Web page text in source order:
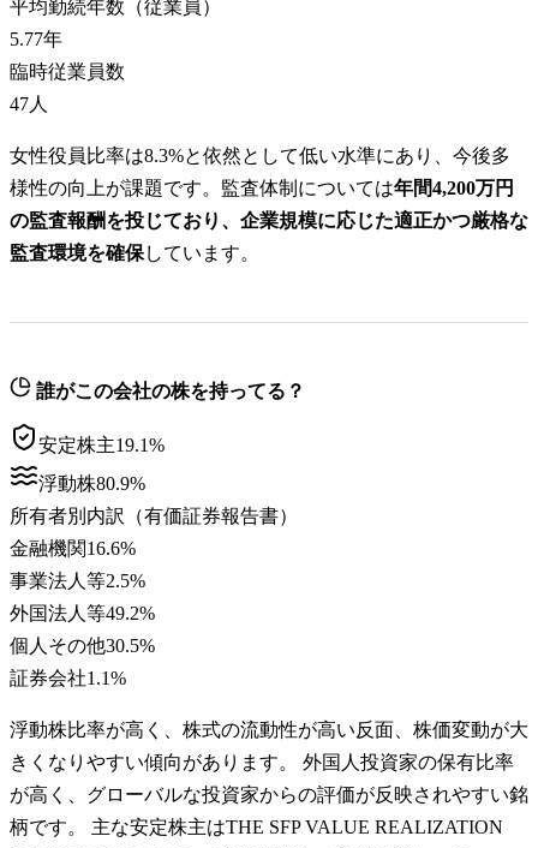
平均勤続年数（従業員）
5.77年
臨時従業員数
47人
女性役員比率は8.3%と依然として低い水準にあり、今後多
様性の向上が課題です。監査体制については年間4,200万円
の監査報酬を投じており、企業規模に応じた適正かつ厳格な
監査環境を確保しています。
誰がこの会社の株を持ってる？
安定株主19.1%
浮動株80.9%
所有者別内訳（有価証券報告書）
金融機関16.6%
事業法人等2.5%
外国法人等49.2%
個人その他30.5%
証券会社1.1%
浮動株比率が高く、株式の流動性が高い反面、株価変動が大
きくなりやすい傾向があります。 外国人投資家の保有比率
が高く、グローバルな投資家からの評価が反映されやすい銘
柄です。 主な安定株主はTHE SFP VALUE REALIZATION